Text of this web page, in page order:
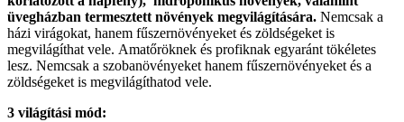
üvegházban termesztett növények megvilágítására. Nemcsak a
házi virágokat, hanem fűszernövényeket és zöldségeket is
megvilágíthat vele. Amatőröknek és profiknak egyaránt tökéletes
lesz. Nemcsak a szobanövényeket hanem fűszernövényeket és a
zöldségeket is megvilágíthatod vele.
3 világítási mód: